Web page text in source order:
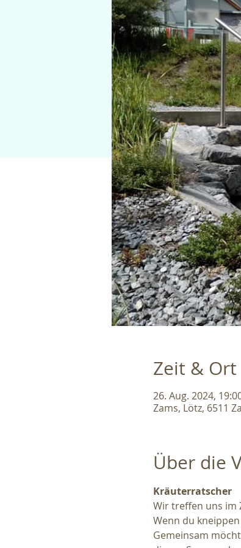
Zeit & Ort
26. Aug. 2024,
Zams, Lötz, 6511
Über die
Kräuterratscher
Wir treffen uns im
Wenn du
Gemeinsam